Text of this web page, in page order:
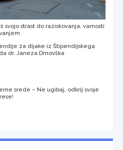
svojo strast do raziskovanja, varnosti
za dijake iz Štipendijskega
dr. Janeza Drnovška
srede – Ne ugibaj, odkrij svoje